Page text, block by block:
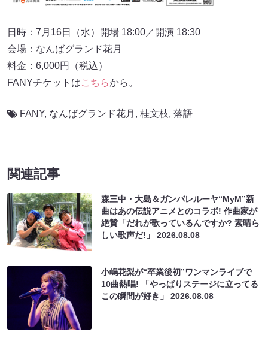
日時：7月16日（水）開場 18:00／開演 18:30
会場：なんばグランド花月
料金：6,000円（税込）
FANYチケットはこちらから。
FANY, なんばグランド花月 , 桂文枝, 落語
関連記事
森三中・大島＆ガンバレルーヤ“MyM”新
曲はあの伝説アニメとのコラボ! 作曲家が
絶賛「だれが歌っているんですか? 素晴ら
しい歌声だ!」2026.08.08
小嶋花梨が“卒業後初”ワンマンライブで
10曲熱唱! 「やっぱりステージに立ってる
この瞬間が好き」2026.08.08